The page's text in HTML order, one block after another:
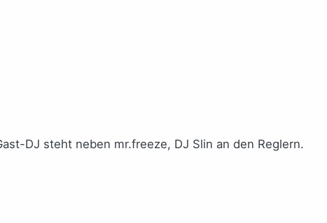
DJ steht neben mr.freeze, DJ Slin an den Reglern.